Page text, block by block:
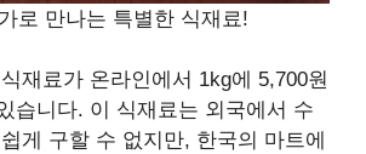
로 만나는 특별한 식재료!
재료가 온라인에서 1kg에 5,700원
습니다. 이 식재료는 외국에서 수
게 구할 수 없지만, 한국의 마트에